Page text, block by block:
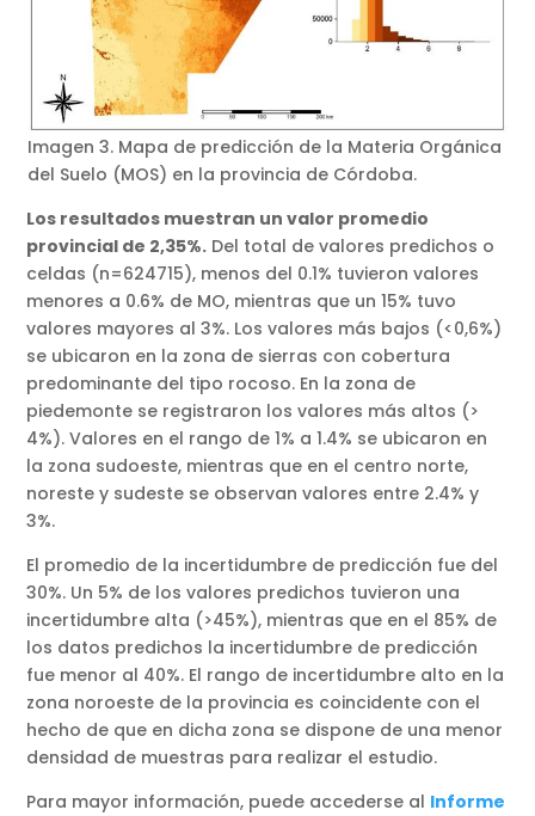
Imagen 3. Mapa de predicción de la Materia Orgánica
del Suelo (MOS) en la provincia de Córdoba.
Los resultados muestran un valor promedio
provincial de 2,35%. Del total de valores predichos o
celdas (n=624715), menos del 0.1% tuvieron valores
menores a 0.6% de MO, mientras que un 15% tuvo
valores mayores al 3%. Los valores más bajos (<0,6%)
se ubicaron en la zona de sierras con cobertura
predominante del tipo rocoso. En la zona de
piedemonte se registraron los valores más altos (>
4%). Valores en el rango de 1% a 1.4% se ubicaron en
la zona sudoeste, mientras que en el centro norte,
noreste y sudeste se observan valores entre 2.4% y
3%.
El promedio de la incertidumbre de predicción fue del
30%. Un 5% de los valores predichos tuvieron una
incertidumbre alta (>45%), mientras que en el 85% de
los datos predichos la incertidumbre de predicción
fue menor al 40%. El rango de incertidumbre alto en la
zona noroeste de la provincia es coincidente con el
hecho de que en dicha zona se dispone de una menor
densidad de muestras para realizar el estudio.
Para mayor información, puede accederse al Informe